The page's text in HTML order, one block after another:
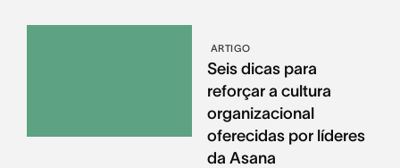
ARTIGO
Seis dicas para
reforçar a cultura
organizacional
oferecidas por líderes
da Asana